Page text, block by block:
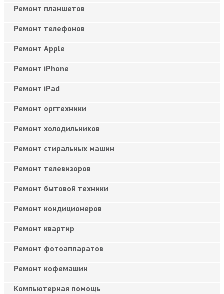
Ремонт планшетов
Ремонт телефонов
Ремонт Apple
Ремонт iPhone
Ремонт iPad
Ремонт оргтехники
Ремонт холодильников
Ремонт стиральных машин
Ремонт телевизоров
Ремонт бытовой техники
Ремонт кондиционеров
Ремонт квартир
Ремонт фотоаппаратов
Ремонт кофемашин
Компьютерная помощь